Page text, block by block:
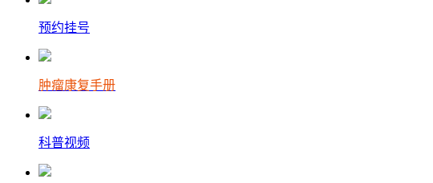
预约挂号
肿瘤康复手册
科普视频